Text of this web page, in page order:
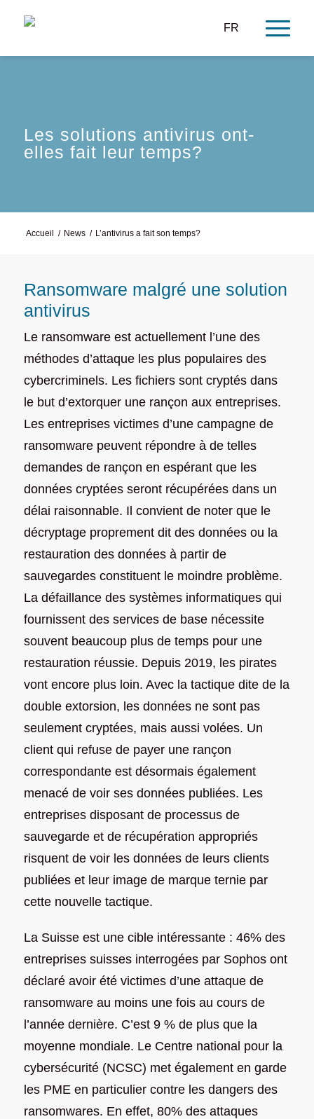
FR
Les solutions antivirus ont-
elles fait leur temps?
Accueil / News / L’antivirus a fait son temps?
Ransomware malgré une solution
antivirus
Le ransomware est actuellement l’une des
méthodes d’attaque les plus populaires des
cybercriminels. Les fichiers sont cryptés dans
le but d’extorquer une rançon aux entreprises.
Les entreprises victimes d’une campagne de
ransomware peuvent répondre à de telles
demandes de rançon en espérant que les
données cryptées seront récupérées dans un
délai raisonnable. Il convient de noter que le
décryptage proprement dit des données ou la
restauration des données à partir de
sauvegardes constituent le moindre problème.
La défaillance des systèmes informatiques qui
fournissent des services de base nécessite
souvent beaucoup plus de temps pour une
restauration réussie. Depuis 2019, les pirates
vont encore plus loin. Avec la tactique dite de la
double extorsion, les données ne sont pas
seulement cryptées, mais aussi volées. Un
client qui refuse de payer une rançon
correspondante est désormais également
menacé de voir ses données publiées. Les
entreprises disposant de processus de
sauvegarde et de récupération appropriés
risquent de voir les données de leurs clients
publiées et leur image de marque ternie par
cette nouvelle tactique.
La Suisse est une cible intéressante : 46% des
entreprises suisses interrogées par Sophos ont
déclaré avoir été victimes d’une attaque de
ransomware au moins une fois au cours de
l’année dernière. C’est 9 % de plus que la
moyenne mondiale. Le Centre national pour la
cybersécurité (NCSC) met également en garde
les PME en particulier contre les dangers des
ransomwares. En effet, 80% des attaques